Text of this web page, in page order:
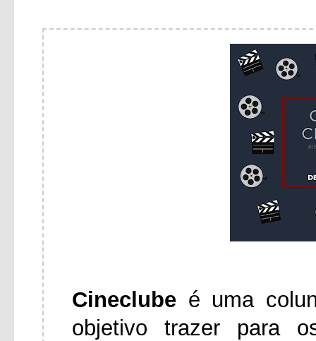
Cineclube é uma
objetivo trazer para